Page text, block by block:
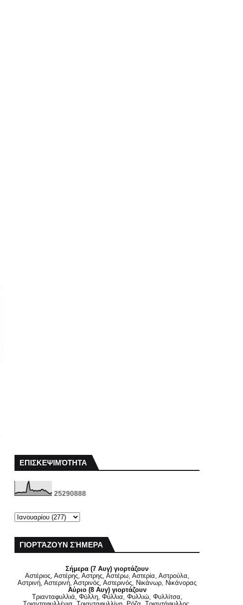
ΕΠΙΣΚΕΨΙΜΌΤΗΤΑ
25290888
ΓΙΟΡΤΆΖΟΥΝ ΣΉΜΕΡΑ
Σήμερα (7 Αυγ) γιορτάζουν
Αστέριος, Αστέρης, Αστρης, Αστέρω, Αστερία, Αστρούλα,
Αστρινή, Αστερινή, Αστρινός, Αστερινός, Νικάνωρ, Νικάνορας
Αύριο (8 Αυγ) γιορτάζουν
Τριανταφυλλιά, Φύλλη, Φύλλια, Φυλλιώ, Φυλλίτσα,